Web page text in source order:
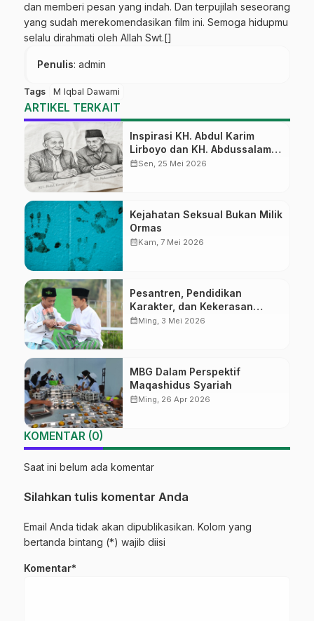
dan memberi pesan yang indah. Dan terpujilah seseorang
yang sudah merekomendasikan film ini. Semoga hidupmu
selalu dirahmati oleh Allah Swt.[]
Penulis: admin
Tags M Iqbal Dawami
ARTIKEL TERKAIT
Inspirasi KH. Abdul Karim
Lirboyo dan KH. Abdussalam
Kajen
calendar_monthSen, 25 Mei 2026
Kejahatan Seksual Bukan Milik
Ormas
calendar_monthKam, 7 Mei 2026
Pesantren, Pendidikan
Karakter, dan Kekerasan
Seksual
calendar_monthMing, 3 Mei 2026
MBG Dalam Perspektif
Maqashidus Syariah
calendar_monthMing, 26 Apr 2026
KOMENTAR (0)
Saat ini belum ada komentar
Silahkan tulis komentar Anda
Email Anda tidak akan dipublikasikan. Kolom yang
bertanda bintang (*) wajib diisi
Komentar*